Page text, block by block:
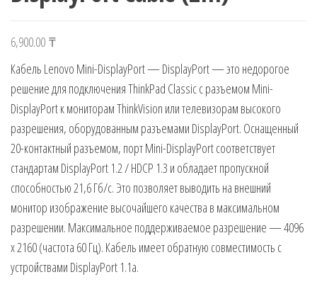
6,900.00 ₸
Кабель Lenovo Mini-DisplayPort — DisplayPort — это недорогое
решение для подключения ThinkPad Classic с разъемом Mini-
DisplayPort к мониторам ThinkVision или телевизорам высокого
разрешения, оборудованным разъемами DisplayPort. Оснащенный
20-контактный разъемом, порт Mini-DisplayPort соответствует
стандартам DisplayPort 1.2 / HDCP 1.3 и обладает пропускной
способностью 21,6 Гб/с. Это позволяет выводить на внешний
монитор изображение высочайшего качества в максимальном
разрешении. Максимальное поддерживаемое разрешение — 4096
x 2160 (частота 60 Гц). Кабель имеет обратную совместимость с
устройствами DisplayPort 1.1a.